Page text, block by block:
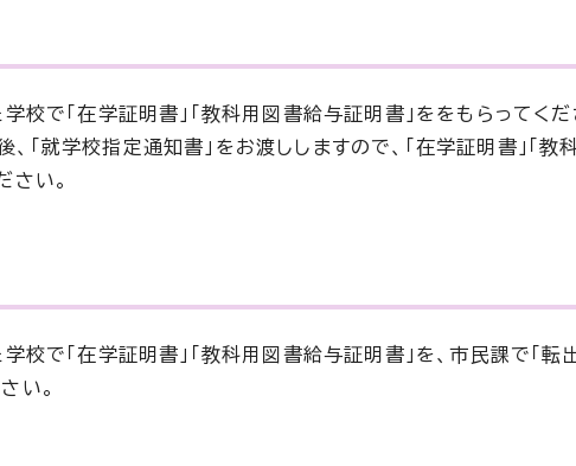
校で「在学証明書」「教科用図書給与証明書」ををもらってく
就学校指定通知書」をお渡ししますので、「在学証明書」「教
さい。
校で「在学証明書」「教科用図書給与証明書」を、市民課で「転
い。